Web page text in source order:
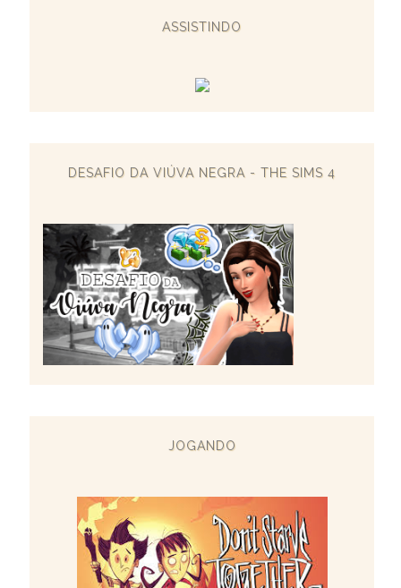
ASSISTINDO
DESAFIO DA VIÚVA NEGRA - THE SIMS 4
JOGANDO